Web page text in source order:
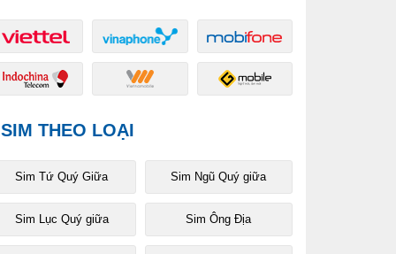
SIM THEO LOẠI
Sim Tứ Quý Giữa Sim Ngũ Quý giữa
Sim Lục Quý giữa Sim Ông Địa